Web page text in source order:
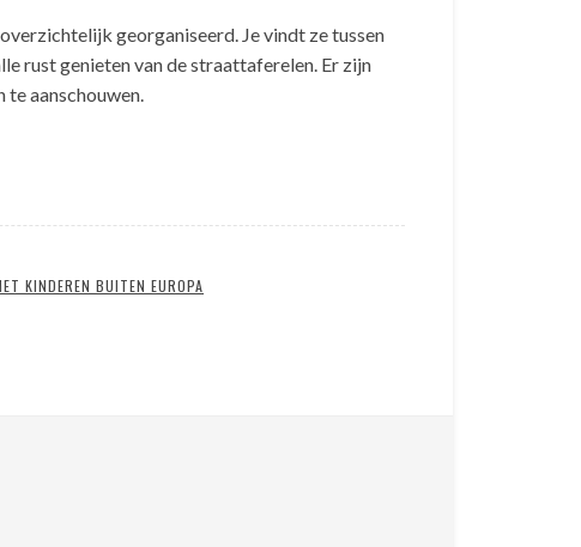
georganiseerd. Je vindt ze tussen
rust genieten van de straattaferelen. Er zijn
aanschouwen.
KINDEREN BUITEN EUROPA